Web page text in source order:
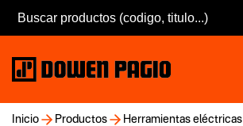
Inicio Productos
Herramientas eléctricas